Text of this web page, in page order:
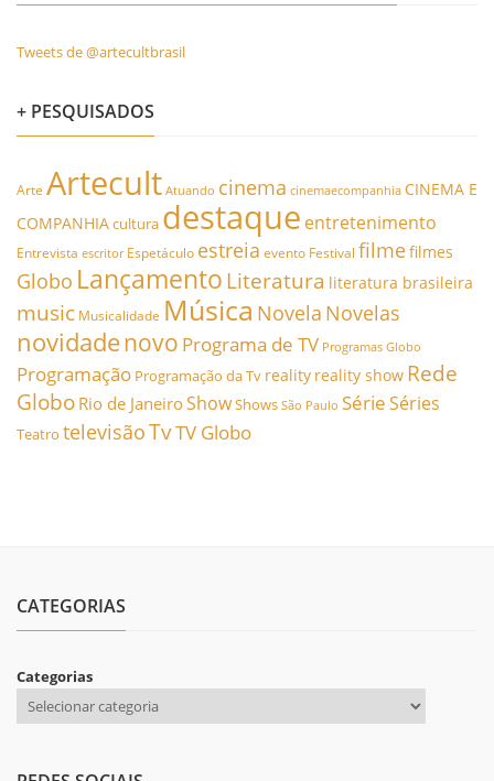
Tweets de @artecultbrasil
+ PESQUISADOS
Arte Artecult Atuando cinema cinemaecompanhia CINEMA E
COMPANHIAcultura destaque entretenimento
Entrevista escritor Espetáculo estreia evento Festival filmefilmes
Globo Lançamento Literatura literatura brasileira
music Musicalidade Música Novela Novelas
novidadenovo Programa de TV Programas Globo
Programação Programação da Tv reality reality show Rede
Globo Rio de JaneiroShowShows São Paulo SérieSéries
Teatro televisãoTvTV Globo
CATEGORIAS
Categorias